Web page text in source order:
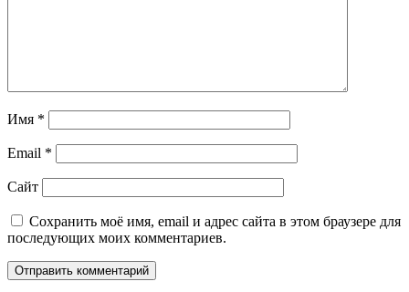
Имя *
Email *
Сайт
Сохранить моё имя, email и адрес сайта в этом браузере для
последующих моих комментариев.